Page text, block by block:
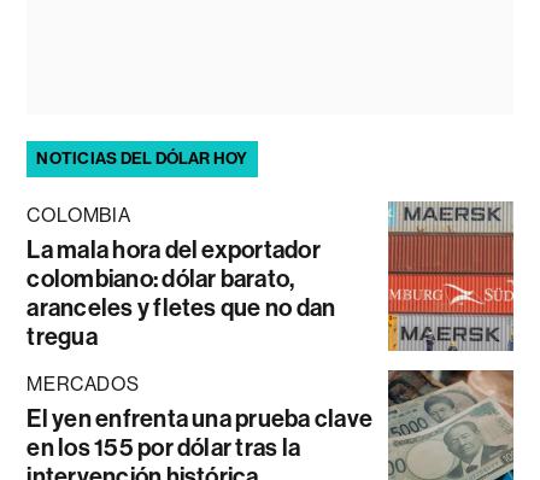
NOTICIAS DEL DÓLAR HOY
COLOMBIA
La mala hora del exportador
colombiano: dólar barato,
aranceles y fletes que no dan
tregua
MERCADOS
El yen enfrenta una prueba clave
en los 155 por dólar tras la